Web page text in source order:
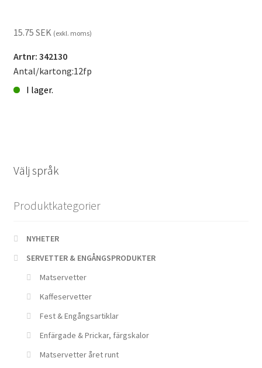
15.75 SEK (exkl. moms)
Artnr: 342130
Antal/kartong:12fp
I lager.
Välj språk
Produktkategorier
NYHETER
SERVETTER & ENGÅNGSPRODUKTER
Matservetter
Kaffeservetter
Fest & Engångsartiklar
Enfärgade & Prickar, färgskalor
Matservetter året runt